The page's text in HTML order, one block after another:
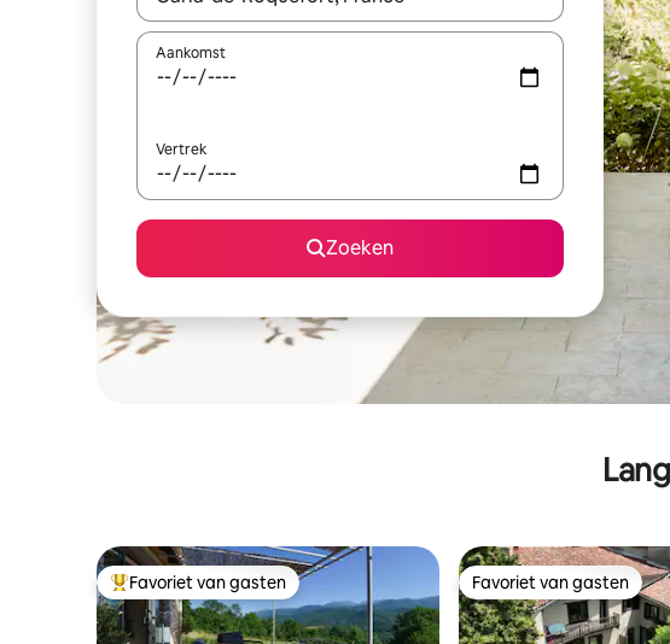
Aankomst
Vertrek
Zoeken
Topfavoriet van gasten
Favoriet van gasten Favoriet van gasten
Favoriet van gasten